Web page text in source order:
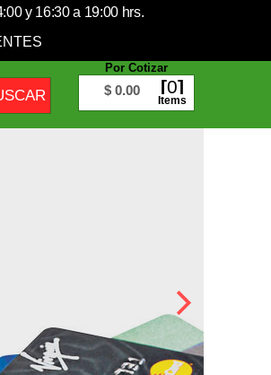
y 16:30 a 19:00 hrs.
Por Cotizar
$ 0.00 0
Items